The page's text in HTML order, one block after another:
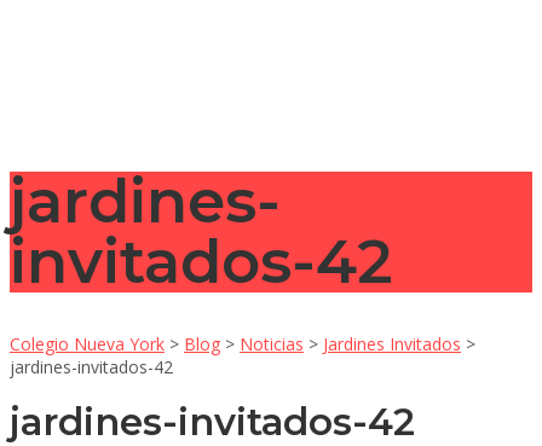
jardines-
invitados-42
Colegio Nueva York > Blog > Noticias > Jardines Invitados >
jardines-invitados-42
jardines-invitados-42